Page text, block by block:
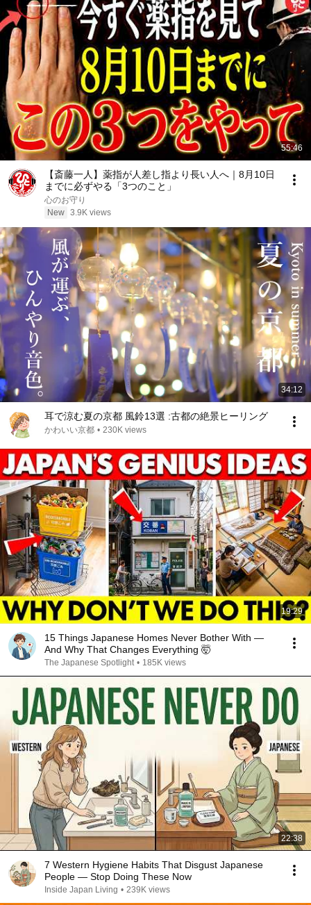
55:46
【斎藤一人】薬指が人差し指より長い人へ｜8月10日
までに必ずやる「3つのこと」
心のお守り
New 3.9K views
34:12
耳で涼む夏の京都 風鈴13選 :古都の絶景ヒーリング
かわいい京都 • 230K views
19:29
15 Things Japanese Homes Never Bother With —
And Why That Changes Everything 🤯
The Japanese Spotlight • 185K views
22:38
7 Western Hygiene Habits That Disgust Japanese
People — Stop Doing These Now
Inside Japan Living • 239K views